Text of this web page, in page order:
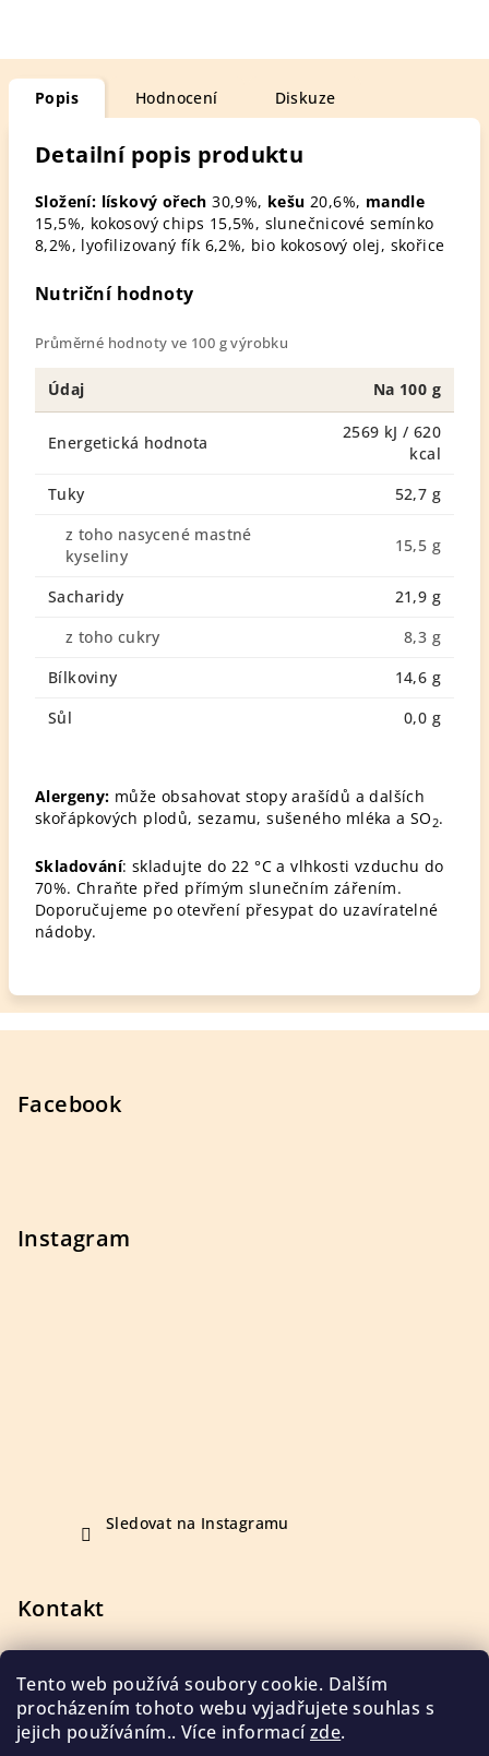
Tento web používá soubory cookie. Dalším
procházením tohoto webu vyjadřujete souhlas s
jejich používáním.. Více informacízde.
Popis Hodnocení Diskuze
Detailní popis produktu
Složení: lískový ořech 30,9%, kešu 20,6%, mandle
15,5%, kokosový chips 15,5%, slunečnicové semínko
8,2%, lyofilizovaný fík 6,2%, bio kokosový olej, skořice
Nutriční hodnoty
Průměrné hodnoty ve 100 g výrobku
Údaj Na 100 g
Energetická hodnota
2569 kJ / 620
kcal
Tuky
52,7 g
z toho nasycené mastné
kyseliny
15,5 g
Sacharidy
21,9 g
z toho cukry
8,3 g
Bílkoviny
14,6 g
Sůl
0,0 g
Alergeny: může obsahovat stopy arašídů a dalších
skořápkových plodů, sezamu, sušeného mléka a SO 2.
Skladování: skladujte do 22 °C a vlhkosti vzduchu do
70%. Chraňte před přímým slunečním zářením.
Doporučujeme po otevření přesypat do uzavíratelné
nádoby.
Facebook
Instagram
Sledovat na Instagramu
Kontakt
+420 723 410 142